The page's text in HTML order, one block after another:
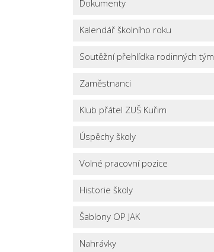
Dokumenty
Kalendář školního roku
Soutěžní přehlídka rodinných
Zaměstnanci
Klub přátel ZUŠ Kuřim
Úspěchy školy
Volné pracovní pozice
Historie školy
Šablony OP JAK
Nahrávky